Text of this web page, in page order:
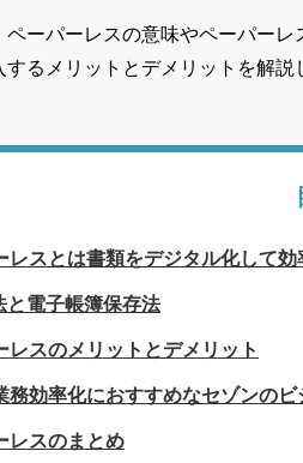
ペーパーレスの意味やペーパー
るメリットとデメリットを解説
レスとは書類をデジタル化して効
と電子帳簿保存法
レスのメリットとデメリット
務効率化におすすめなセゾンのビ
レスのまとめ